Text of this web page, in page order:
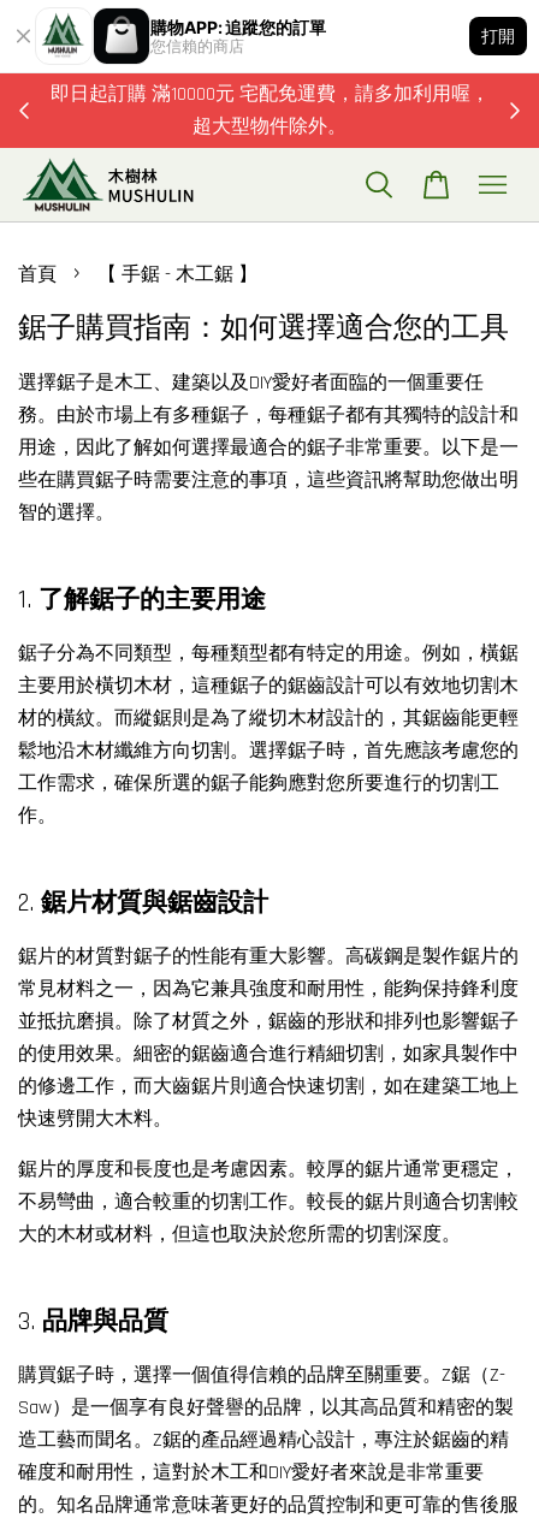
購物APP: 追蹤您的訂單
您信賴的商店
打開
即日起訂購 滿10000元 宅配免運費，請多加利用喔，
超大型物件除外。
首頁 › 【 手鋸 - 木工鋸 】
鋸子購買指南：如何選擇適合您的工具
選擇鋸子是木工、建築以及DIY愛好者面臨的一個重要任
務。由於市場上有多種鋸子，每種鋸子都有其獨特的設計和
用途，因此了解如何選擇最適合的鋸子非常重要。以下是一
些在購買鋸子時需要注意的事項，這些資訊將幫助您做出明
智的選擇。
1. 了解鋸子的主要用途
鋸子分為不同類型，每種類型都有特定的用途。例如，橫鋸
主要用於橫切木材，這種鋸子的鋸齒設計可以有效地切割木
材的橫紋。而縱鋸則是為了縱切木材設計的，其鋸齒能更輕
鬆地沿木材纖維方向切割。選擇鋸子時，首先應該考慮您的
工作需求，確保所選的鋸子能夠應對您所要進行的切割工
作。
2. 鋸片材質與鋸齒設計
鋸片的材質對鋸子的性能有重大影響。高碳鋼是製作鋸片的
常見材料之一，因為它兼具強度和耐用性，能夠保持鋒利度
並抵抗磨損。除了材質之外，鋸齒的形狀和排列也影響鋸子
的使用效果。細密的鋸齒適合進行精細切割，如家具製作中
的修邊工作，而大齒鋸片則適合快速切割，如在建築工地上
快速劈開大木料。
鋸片的厚度和長度也是考慮因素。較厚的鋸片通常更穩定，
不易彎曲，適合較重的切割工作。較長的鋸片則適合切割較
大的木材或材料，但這也取決於您所需的切割深度。
3. 品牌與品質
購買鋸子時，選擇一個值得信賴的品牌至關重要。Z鋸（Z-
Saw）是一個享有良好聲譽的品牌，以其高品質和精密的製
造工藝而聞名。Z鋸的產品經過精心設計，專注於鋸齒的精
確度和耐用性，這對於木工和DIY愛好者來說是非常重要
的。知名品牌通常意味著更好的品質控制和更可靠的售後服